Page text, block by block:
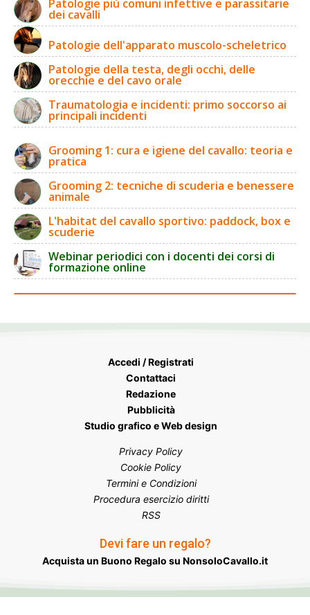
Patologie più comuni infettive e parassitarie
dei cavalli
Patologie dell'apparato muscolo-scheletrico
Patologie della testa, degli occhi, delle
orecchie e del cavo orale
Traumatologia e incidenti: primo soccorso ai
principali incidenti
Grooming 1: cura e igiene del cavallo: teoria e
pratica
Grooming 2: tecniche di scuderia e benessere
animale
L'habitat del cavallo sportivo: paddock, box e
scuderie
Webinar periodici con i docenti dei corsi di
formazione online
Accedi / Registrati
Contattaci
Redazione
Pubblicità
Studio grafico e Web design
Privacy Policy
Cookie Policy
Termini e Condizioni
Procedura esercizio diritti
RSS
Devi fare un regalo?
Acquista un Buono Regalo su NonsoloCavallo.it